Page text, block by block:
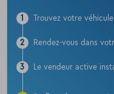
1 Trouvez votre véhicule
2 Rendez-vous dans
3 Le vendeur active